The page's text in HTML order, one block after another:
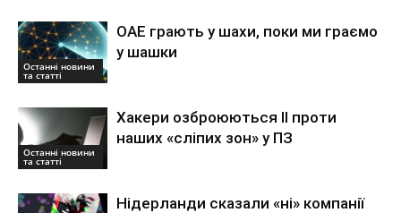
Останні новини
та статті
ОАЕ грають у шахи, поки ми граємо
у шашки
Останні новини
та статті
Хакери озброюються ІІ проти
наших «сліпих зон» у ПЗ
Нідерланди сказали «ні» компанії